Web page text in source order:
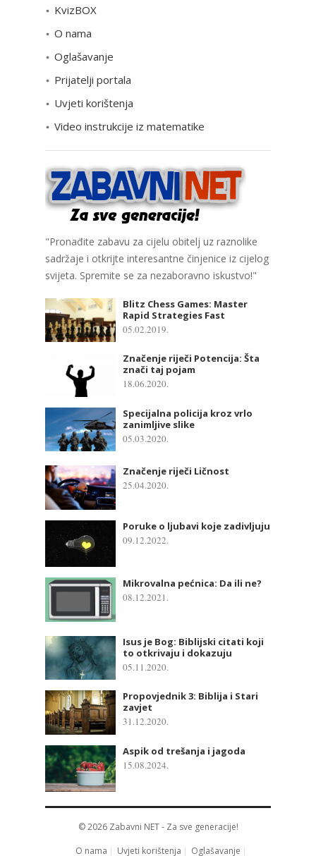
g
i
j
KvizBOX
O nama
Oglašavanje
Prijatelji portala
Uvjeti korištenja
Video instrukcije iz matematike
"Pronađite zabavu za cijelu obitelj uz raznolike
sadržaje i otkrijte interesantne činjenice iz cijelog
svijeta. Spremite se za nezaboravno iskustvo!"
Blitz Chess Games: Master
Rapid Strategies Fast
05.02.2019.
Značenje riječi Potencija: Šta
znači taj pojam
18.06.2020.
Specijalna policija kroz vrlo
zanimljive slike
05.03.2020.
Značenje riječi Ličnost
25.04.2020.
Poruke o ljubavi koje zadivljuju
09.12.2022.
Mikrovalna pećnica: Da ili ne?
08.12.2021.
Isus je Bog: Biblijski citati koji
to otkrivaju i dokazuju
05.11.2020.
Propovjednik 3: Biblija i Stari
zavjet
31.12.2020.
Aspik od trešanja i jagoda
15.08.2024.
© 2026 Zabavni NET- Za sve generacije!
O nama
Uvjeti korištenja Oglašavanje